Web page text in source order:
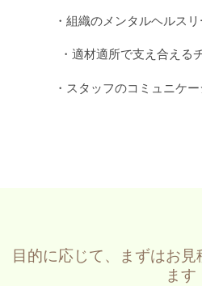
・組織のメンタルヘルス
・適材適所で支え合える
・スタッフのコミュニケ
目的に応じて、まずはお
ます